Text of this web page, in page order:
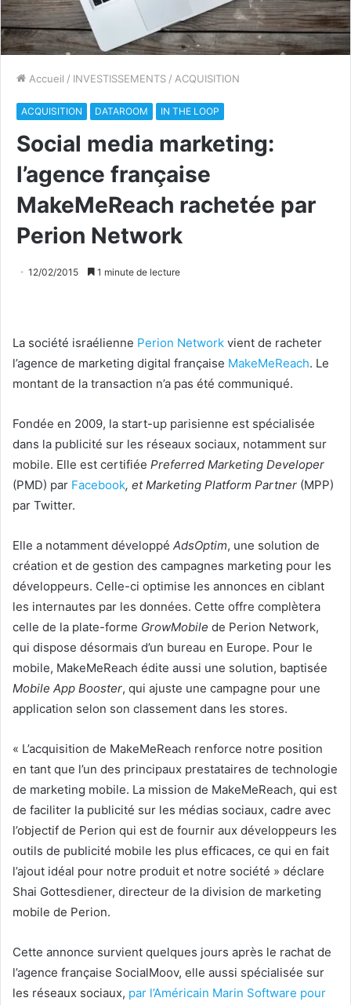
Accueil / INVESTISSEMENTS / ACQUISITION
ACQUISITION DATAROOM IN THE LOOP
Social media marketing:
l’agence française
MakeMeReach rachetée par
Perion Network
12/02/2015 1 minute de lecture
La société israélienne Perion Network vient de racheter
l’agence de marketing digital française MakeMeReach. Le
montant de la transaction n’a pas été communiqué.
Fondée en 2009, la start-up parisienne est spécialisée
dans la publicité sur les réseaux sociaux, notamment sur
mobile. Elle est certifiée Preferred Marketing Developer
(PMD) par Facebook, et Marketing Platform Partner (MPP)
par Twitter.
Elle a notamment développé AdsOptim, une solution de
création et de gestion des campagnes marketing pour les
développeurs. Celle-ci optimise les annonces en ciblant
les internautes par les données. Cette offre complètera
celle de la plate-forme GrowMobile de Perion Network,
qui dispose désormais d’un bureau en Europe. Pour le
mobile, MakeMeReach édite aussi une solution, baptisée
Mobile App Booster, qui ajuste une campagne pour une
application selon son classement dans les stores.
« L’acquisition de MakeMeReach renforce notre position
en tant que l’un des principaux prestataires de technologie
de marketing mobile. La mission de MakeMeReach, qui est
de faciliter la publicité sur les médias sociaux, cadre avec
l’objectif de Perion qui est de fournir aux développeurs les
outils de publicité mobile les plus efficaces, ce qui en fait
l’ajout idéal pour notre produit et notre société » déclare
Shai Gottesdiener, directeur de la division de marketing
mobile de Perion.
Cette annonce survient quelques jours après le rachat de
l’agence française SocialMoov, elle aussi spécialisée sur
les réseaux sociaux, par l’Américain Marin Software pour